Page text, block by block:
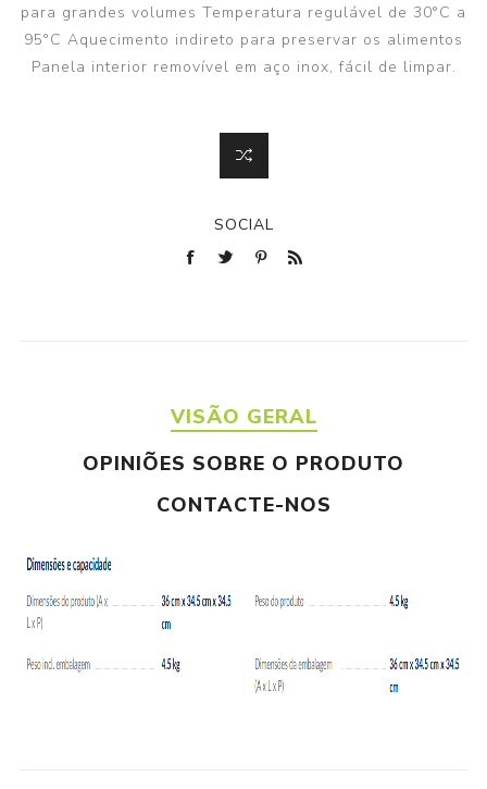
para grandes volumes Temperatura regulável de 30°C a
95°C Aquecimento indireto para preservar os alimentos
Panela interior removível em aço inox, fácil de limpar.
SOCIAL
VISÃO GERAL
OPINIÕES SOBRE O PRODUTO
CONTACTE-NOS